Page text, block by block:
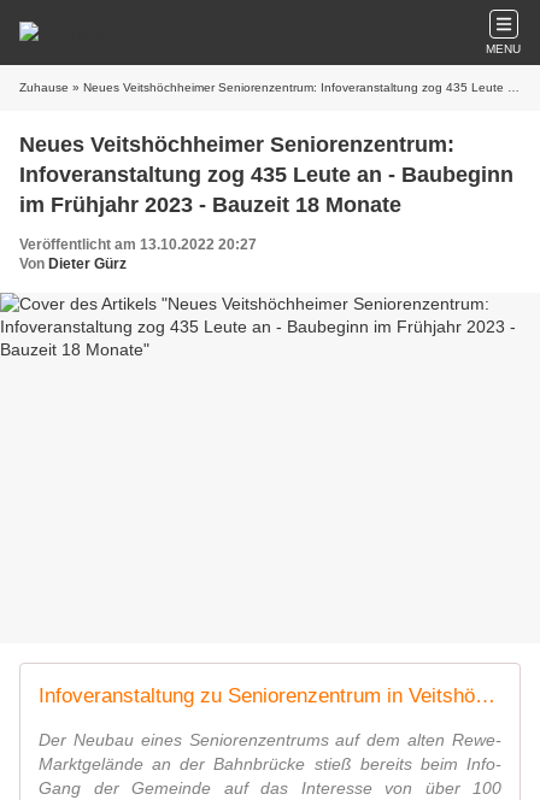
MENU
Zuhause » Neues Veitshöchheimer Seniorenzentrum: Infoveranstaltung zog 435 Leute an - Baubeginn im Frühjahr 2023 - Bauzeit 18 Monate
Neues Veitshöchheimer Seniorenzentrum:
Infoveranstaltung zog 435 Leute an - Baubeginn
im Frühjahr 2023 - Bauzeit 18 Monate
Veröffentlicht am 13.10.2022 20:27
Von Dieter Gürz
Infoveranstaltung zu Seniorenzentrum in Veitshöchheim zog 435 Leute an
Der Neubau eines Seniorenzentrums auf dem alten Rewe-
Marktgelände an der Bahnbrücke stieß bereits beim Info-
Gang der Gemeinde auf das Interesse von über 100